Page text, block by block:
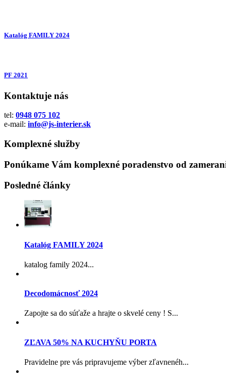
Katalóg FAMILY 2024
PF 2021
Kontaktuje nás
tel: 0948 075 102
e-mail: info@js-interier.sk
Komplexné služby
Ponúkame Vám komplexné poradenstvo od
Posledné články
Katalóg FAMILY 2024
katalog family 2024...
Decodomácnosť 2024
Zapojte sa do súťaže a hrajte o skvelé ceny ! S...
ZĽAVA 50% NA KUCHYŇU PORTA
Pravidelne pre vás pripravujeme výber zľavnenéh...